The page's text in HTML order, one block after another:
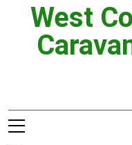
West